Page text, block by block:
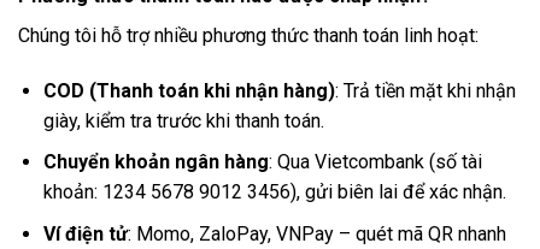
Chúng tôi hỗ trợ nhiều phương thức thanh toán linh hoạt:
COD (Thanh toán khi nhận hàng): Trả tiền mặt khi nhận
giày, kiểm tra trước khi thanh toán.
Chuyển khoản ngân hàng: Qua Vietcombank (số tài
khoản: 1234 5678 9012 3456), gửi biên lai để xác nhận.
Ví điện tử: Momo, ZaloPay, VNPay – quét mã QR nhanh